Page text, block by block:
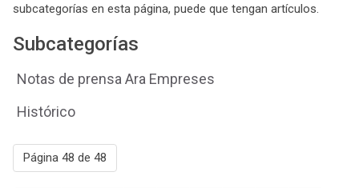
subcategorías en esta página, puede que tengan artículos.
Subcategorías
Notas de prensa Ara Empreses
Histórico
Página 48 de 48